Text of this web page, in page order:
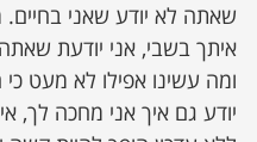
שאתה לא יודע שאני בחיים.
איתך בשבי, אני יודעת
ומה עשינו אפילו לא מעט
יודע גם איך אני מחכה לך,